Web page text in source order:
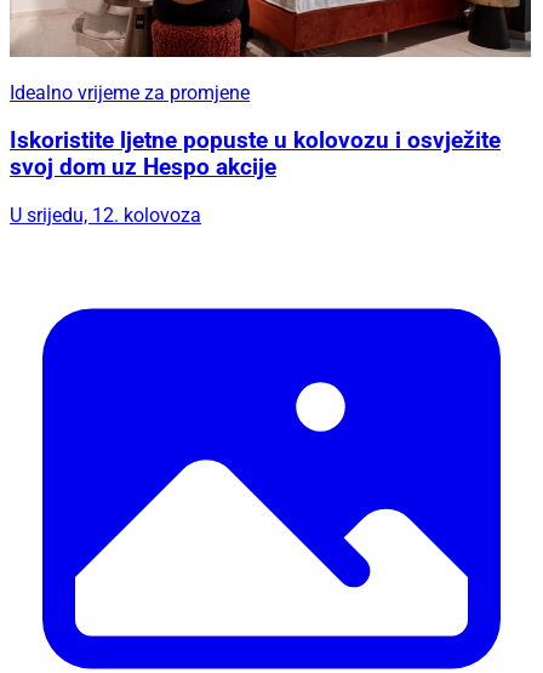
Idealno vrijeme za promjene
Iskoristite ljetne popuste u kolovozu i osvježite
svoj dom uz Hespo akcije
U srijedu, 12. kolovoza